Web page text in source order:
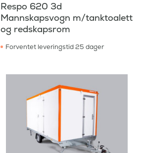
Respo 620 3d
Mannskapsvogn m/tanktoalett
og redskapsrom
Forventet leveringstid 25 dager